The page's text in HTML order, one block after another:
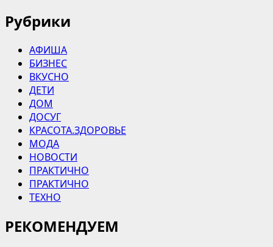
Рубрики
АФИША
БИЗНЕС
ВКУСНО
ДЕТИ
ДОМ
ДОСУГ
КРАСОТА.ЗДОРОВЬЕ
МОДА
НОВОСТИ
ПРАКТИЧНО
ПРАКТИЧНО
ТЕХНО
РЕКОМЕНДУЕМ